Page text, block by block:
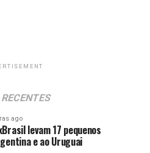
ago
levam 17 pequenos
e ao Uruguai